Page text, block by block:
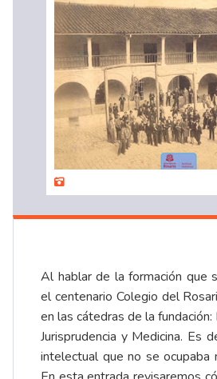
Al hablar de la formación que
el centenario Colegio del
en las cátedras de la fundación:
Jurisprudencia y Medicina. Es
intelectual que no se ocupaba